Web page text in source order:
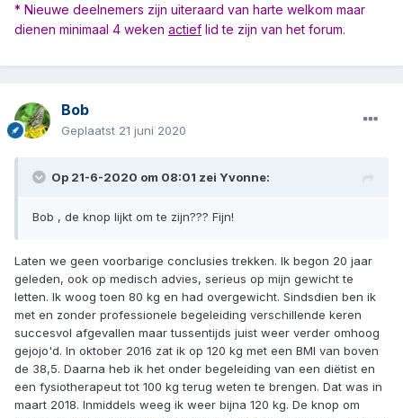
* Nieuwe deelnemers zijn uiteraard van harte welkom maar
dienen minimaal 4 weken actief lid te zijn van het forum.
Bob
Geplaatst 21 juni 2020
Op 21-6-2020 om 08:01 zei Yvonne:
Bob , de knop lijkt om te zijn??? Fijn!
Laten we geen voorbarige conclusies trekken. Ik begon 20 jaar
geleden, ook op medisch advies, serieus op mijn gewicht te
letten. Ik woog toen 80 kg en had overgewicht. Sindsdien ben ik
met en zonder professionele begeleiding verschillende keren
succesvol afgevallen maar tussentijds juist weer verder omhoog
gejojo'd. In oktober 2016 zat ik op 120 kg met een BMI van boven
de 38,5. Daarna heb ik het onder begeleiding van een diëtist en
een fysiotherapeut tot 100 kg terug weten te brengen. Dat was in
maart 2018. Inmiddels weeg ik weer bijna 120 kg. De knop om